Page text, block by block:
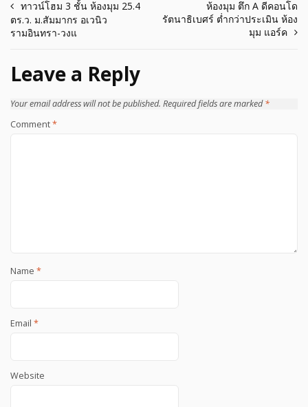
Post
navigation
ทาวน์โฮม 3 ชั้น ห้องมุม 25.4
ตร.ว. ม.สัมมากร อเวนิว
รามอินทรา-วงแ
ห้องมุม ตึก A ดีคอนโด
รัตนาธิเบศร์ ต่ำกว่าประเมิน ห้อง
มุม แอร์ค
Leave a Reply
Your email address will not be published. Required fields are marked*
Comment*
Name *
Email *
Website